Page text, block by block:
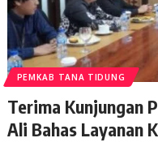
PEMKAB TANA TIDUNG
Terima Kunjungan
Ali Bahas Layanan